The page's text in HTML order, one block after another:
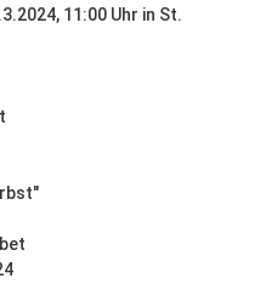
11:00 Uhr in St.